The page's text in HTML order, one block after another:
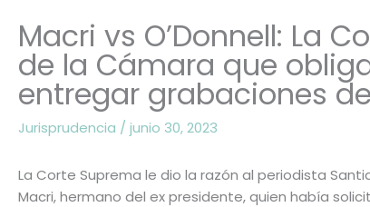
Macri vs O’Donnell: La
de la Cámara que
entregar grabaciones
Jurisprudencia / junio 30, 2023
La Corte Suprema le dio la razón al periodista
Macri, hermano del ex presidente, quien había